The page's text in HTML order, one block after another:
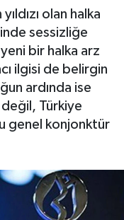
olan halka
sessizliğe
bir halka arz
ilgisi de belirgin
ardında ise
Türkiye
genel konjonktür